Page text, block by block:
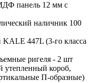
панель 12 мм с
наличник 100
447L (3-го класса
ригеля - 2 шт
утепленный короб,
П-образные)